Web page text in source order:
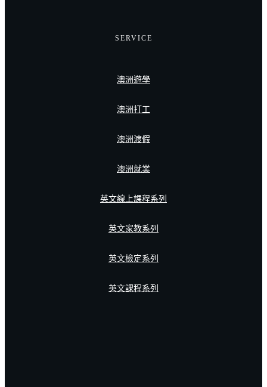
SERVICE
澳洲遊學
澳洲打工
澳洲渡假
澳洲就業
英文線上課程系列
英文家教系列
英文檢定系列
英文課程系列